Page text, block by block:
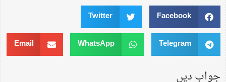
Facebook
Twitter
Telegram
WhatsApp
Email
جواب دیں